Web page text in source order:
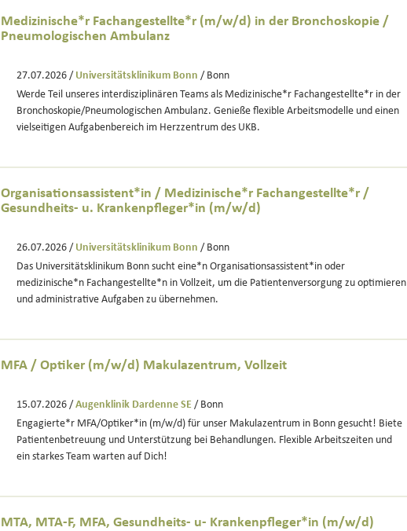
Medizinische*r Fachangestellte*r (m/w/d) in der Bronchoskopie /
Pneumologischen Ambulanz
27.07.2026 / Universitätsklinikum Bonn / Bonn
Werde Teil unseres interdisziplinären Teams als Medizinische*r Fachangestellte*r in der
Bronchoskopie/Pneumologischen Ambulanz. Genieße flexible Arbeitsmodelle und einen
vielseitigen Aufgabenbereich im Herzzentrum des UKB.
Organisationsassistent*in / Medizinische*r Fachangestellte*r /
Gesundheits- u. Krankenpfleger*in (m/w/d)
26.07.2026 / Universitätsklinikum Bonn / Bonn
Das Universitätsklinikum Bonn sucht eine*n Organisationsassistent*in oder
medizinische*n Fachangestellte*n in Vollzeit, um die Patientenversorgung zu optimieren
und administrative Aufgaben zu übernehmen.
MFA / Optiker (m/w/d) Makulazentrum, Vollzeit
15.07.2026 / Augenklinik Dardenne SE / Bonn
Engagierte*r MFA/Optiker*in (m/w/d) für unser Makulazentrum in Bonn gesucht! Biete
Patientenbetreuung und Unterstützung bei Behandlungen. Flexible Arbeitszeiten und
ein starkes Team warten auf Dich!
MTA, MTA-F, MFA, Gesundheits- u- Krankenpfleger*in (m/w/d)